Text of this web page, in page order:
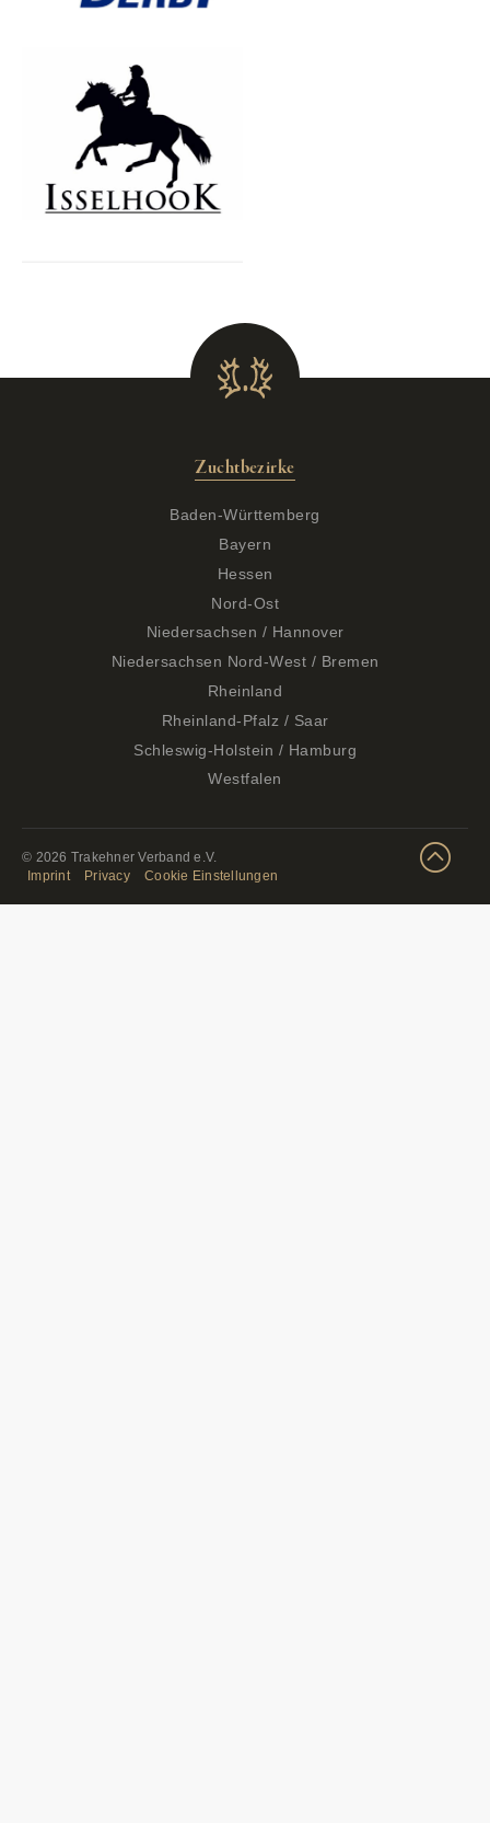
Zuchtbezirke
Baden-Württemberg
Bayern
Hessen
Nord-Ost
Niedersachsen / Hannover
Niedersachsen Nord-West / Bremen
Rheinland
Rheinland-Pfalz / Saar
Schleswig-Holstein / Hamburg
Westfalen
© 2026 Trakehner Verband e.V.
Imprint
Privacy Cookie Einstellungen